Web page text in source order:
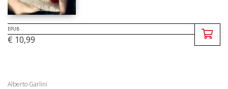
EPUB
€ 10,99
Alberto Garlini